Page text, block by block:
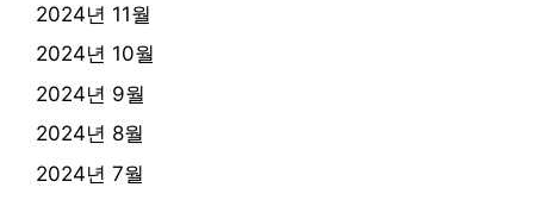
2024년 11월
2024년 10월
2024년 9월
2024년 8월
2024년 7월